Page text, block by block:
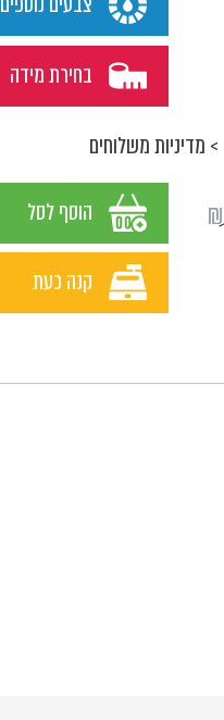
> מדיניות משלוחים
בחירת מידה
הוסף לסל ₪
קנה כעת